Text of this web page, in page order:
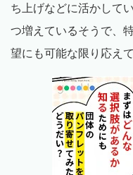
ち上げなどに活かして
つ増えているそうで、
望にも可能な限り応えて